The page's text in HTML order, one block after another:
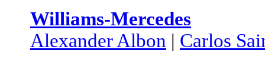
Williams-Mercedes
Alexander Albon | Carlos